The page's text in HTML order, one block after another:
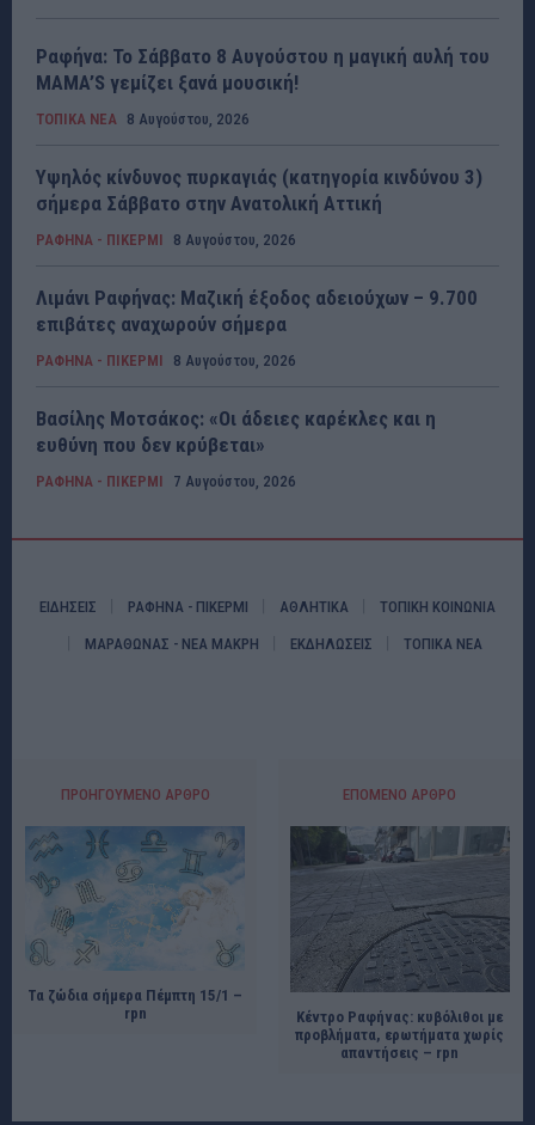
Ραφήνα: Το Σάββατο 8 Αυγούστου η μαγική αυλή του
MAMA’S γεμίζει ξανά μουσική!
ΤΟΠΙΚΑ ΝΕΑ 8 Αυγούστου, 2026
Υψηλός κίνδυνος πυρκαγιάς (κατηγορία κινδύνου 3)
σήμερα Σάββατο στην Ανατολική Αττική
ΡΑΦΗΝΑ - ΠΙΚΕΡΜΙ 8 Αυγούστου, 2026
Λιμάνι Ραφήνας: Μαζική έξοδος αδειούχων – 9.700
επιβάτες αναχωρούν σήμερα
ΡΑΦΗΝΑ - ΠΙΚΕΡΜΙ 8 Αυγούστου, 2026
Βασίλης Μοτσάκος: «Οι άδειες καρέκλες και η
ευθύνη που δεν κρύβεται»
ΡΑΦΗΝΑ - ΠΙΚΕΡΜΙ 7 Αυγούστου, 2026
ΕΙΔΗΣΕΙΣ ΡΑΦΗΝΑ - ΠΙΚΕΡΜΙ ΑΘΛΗΤΙΚΑ ΤΟΠΙΚΗ ΚΟΙΝΩΝΙΑ
ΜΑΡΑΘΩΝΑΣ - ΝΕΑ ΜΑΚΡΗ ΕΚΔΗΛΩΣΕΙΣ ΤΟΠΙΚΑ ΝΕΑ
ΠΡΟΗΓΟΎΜΕΝΟ ΆΡΘΡΟ
Τα ζώδια σήμερα Πέμπτη 15/1 –
rpn
ΕΠΌΜΕΝΟ ΆΡΘΡΟ
Κέντρο Ραφήνας: κυβόλιθοι με
προβλήματα, ερωτήματα χωρίς
απαντήσεις – rpn